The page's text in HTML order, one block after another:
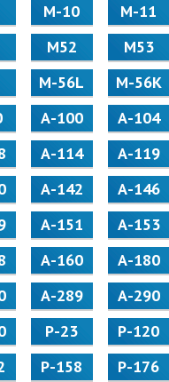
М-10 М-11
М52 М53
M-56L M-56K
А-100 А-104
А-114 А-119
А-142 А-146
А-151 А-153
А-160 А-180
А-289 А-290
Р-23 Р-120
Р-158 Р-176